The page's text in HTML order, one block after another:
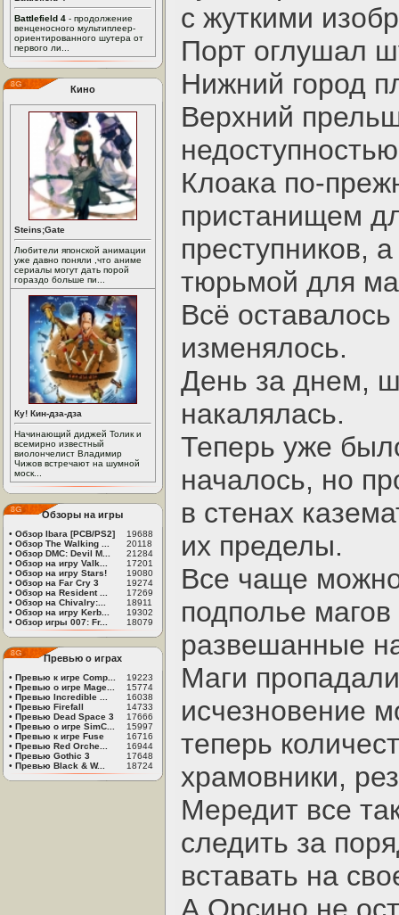
Battlefield 4 - продолжение
венценосного мультиплеер-
ориентированного шутера от
первого ли...
Кино
Steins;Gate
Любители японской анимации
уже давно поняли ,что аниме
сериалы могут дать порой
гораздо больше пи...
Ку! Кин-дза-дза
Начинающий диджей Толик и
всемирно известный
виолончелист Владимир
Чижов встречают на шумной
моск...
Обзоры на игры
• Обзор Ibara [PCB/PS2]
19688
• Обзор The Walking ...
20118
• Обзор DMC: Devil M...
21284
• Обзор на игру Valk...
17201
• Обзор на игру Stars!
19080
• Обзор на Far Cry 3
19274
• Обзор на Resident ...
17269
• Обзор на Chivalry:...
18911
• Обзор на игру Kerb...
19302
• Обзор игры 007: Fr... 18079
Превью о играх
• Превью к игре Comp...
19223
• Превью о игре Mage...
15774
• Превью Incredible ...
16038
• Превью Firefall
14733
• Превью Dead Space 3
17666
• Превью о игре SimC...
15997
• Превью к игре Fuse
16716
• Превью Red Orche...
16944
• Превью Gothic 3
17648
• Превью Black & W... 18724
с жуткими
Порт оглушал
Нижний город
Верхний
Клоака по-
пристанищем
преступников,
тюрьмой для
Всё
изменялось.
День за днем,
накалялась.
Теперь уже
началось, но
в стенах
их пределы.
Все чаще
подполье магов
развешанные
Маги
исчезновение
теперь
храмовники,
Мередит все
следить за
вставать на